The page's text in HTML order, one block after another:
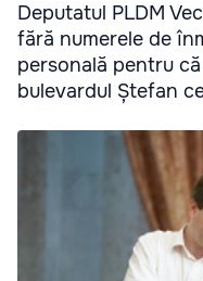
Deputatul PLDM
fără numerele de
personală pentru
bulevardul Ștefan